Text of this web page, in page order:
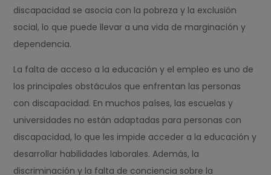
discapacidad se asocia con la pobreza y la exclusión
social, lo que puede llevar a una vida de marginación y
dependencia.
La falta de acceso a la educación y el empleo es uno de
los principales obstáculos que enfrentan las personas
con discapacidad. En muchos países, las escuelas y
universidades no están adaptadas para personas con
discapacidad, lo que les impide acceder a la educación y
desarrollar habilidades laborales. Además, la
discriminación y la falta de conciencia sobre la